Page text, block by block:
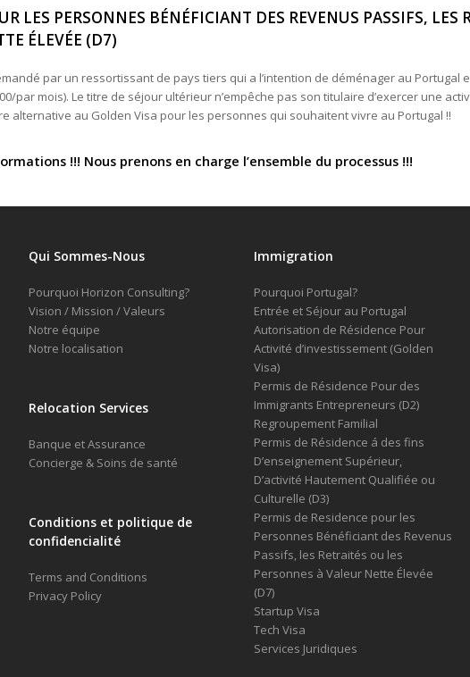
LES PERSONNES BÉNÉFICIANT DES REVENUS PASSIFS, LES
ÉLEVÉE (D7)
par un ressortissant de pays tiers qui a l’intention de déménager au Portugal
par mois). Le titre de séjour ultérieur n’empêche pas son titulaire d’exercer une
alternative au Golden Visa pour les personnes qui souhaitent vivre au Portugal !!
!!! Nous prenons en charge l’ensemble du processus !!!
Qui Sommes-Nous
Pourquoi Horizon Consulting?
Vision / Mission / Valeurs
Notre équipe
Notre localisation
Relocation Services
Banque et Assurance
Concierge & Soins de santé
Conditions et politique de
confidencialité
Terms and Conditions
Privacy Policy
Immigration
Pourquoi Portugal?
Entrée et Séjour au Portugal
Autorisation de Résidence Pour
Activité d’investissement (Golden
Visa)
Permis de Résidence Pour des
Immigrants Entrepreneurs (D2)
Regroupement Familial
Permis de Résidence á des fins
D’enseignement Supérieur,
D’activité Hautement Qualifiée ou
Culturelle (D3)
Permis de Residence pour les
Personnes Bénéficiant des Revenus
Passifs, les Retraités ou les
Personnes à Valeur Nette Élevée
(D7)
Startup Visa
Tech Visa
Services Juridiques